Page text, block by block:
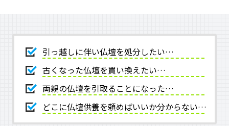
引っ越しに伴い仏壇を処分したい…
古くなった仏壇を買い換えたい…
両親の仏壇を引取ることになった…
どこに仏壇供養を頼めばいいか分からない…